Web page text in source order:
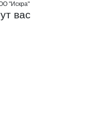
"Искра"
вас